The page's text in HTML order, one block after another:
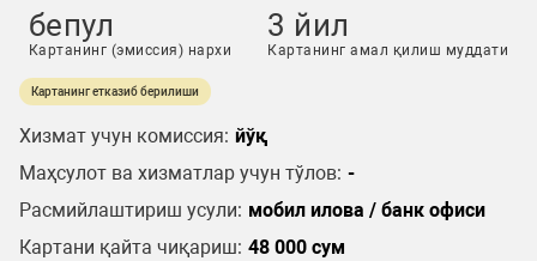
бепул
Картанинг (эмиссия) нархи
3 йил
Картанинг амал қилиш муддати
Картанинг етказиб берилиши
Хизмат учун комиссия: йўқ
Маҳсулот ва хизматлар учун тўлов: -
Расмийлаштириш усули: мобил илова / банк офиси
Картани қайта чиқариш: 48 000 сум